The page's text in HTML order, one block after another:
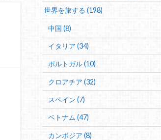
世界を旅する (198)
中国 (8)
イタリア (34)
ポルトガル (10)
クロアチア (32)
スペイン (7)
ベトナム (47)
カンボジア (8)